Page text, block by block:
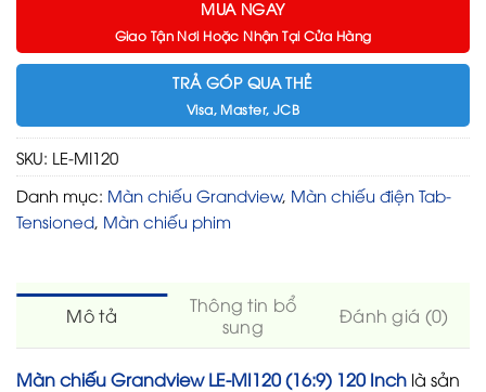
MUA NGAY
Giao Tận Nơi Hoặc Nhận Tại Cửa Hàng
TRẢ GÓP QUA THẺ
Visa, Master, JCB
SKU: LE-MI120
Danh mục: Màn chiếu Grandview, Màn chiếu điện Tab-
Tensioned Màn chiếu phim
Mô tả
Thông tin bổ
sung
Đánh giá (0)
Màn chiếu Grandview LE-MI120 (16:9) 120 Inch là sản